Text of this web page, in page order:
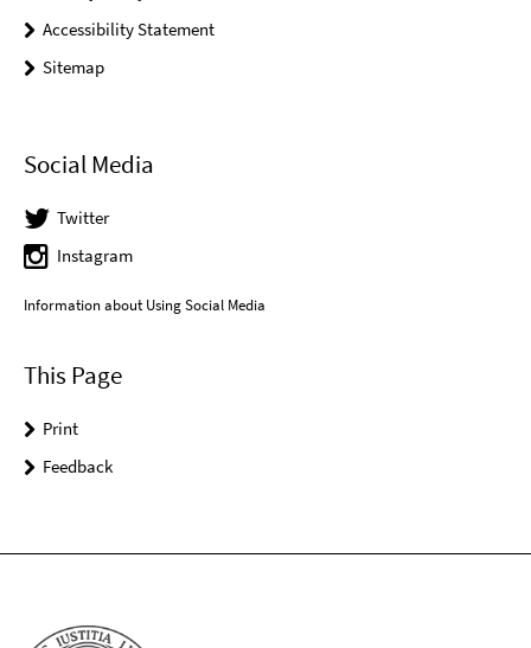
Accessibility Statement
Sitemap
Social Media
Twitter
Instagram
Information about Using Social Media
This Page
Print
Feedback